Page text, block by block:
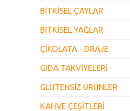
BİTKİSEL ÇAYLAR
BİTKİSEL YAĞLAR
ÇİKOLATA - DRAJE
GIDA TAKVİYELERİ
GLUTENSİZ ÜRÜNLER
KAHVE ÇEŞİTLERİ